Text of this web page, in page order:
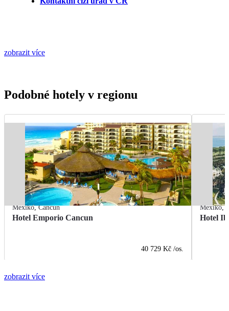
zobrazit více
Podobné hotely v regionu
Mexiko,Cancún
Hotel Emporio Cancun
40 729 Kč /os.
Mexiko,
Hotel
zobrazit více